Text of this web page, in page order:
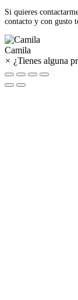
Si quieres
contacto y con gusto
Camila
× ¿Tienes alguna